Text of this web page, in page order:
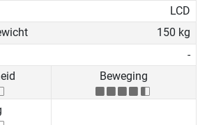
LCD
150 kg
-
Beweging